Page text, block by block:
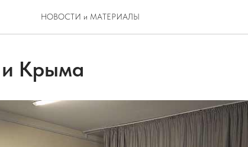
НОВОСТИ и МАТЕРИАЛЫ
и Крыма